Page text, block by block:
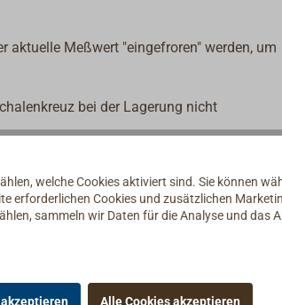
aktuelle Meßwert "eingefroren" werden, um
bei der Lagerung nicht
welche Cookies aktiviert sind. Sie können
erforderlichen Cookies und zusätzlichen
sammeln wir Daten für die Analyse und das
Alle Cookies akzeptieren